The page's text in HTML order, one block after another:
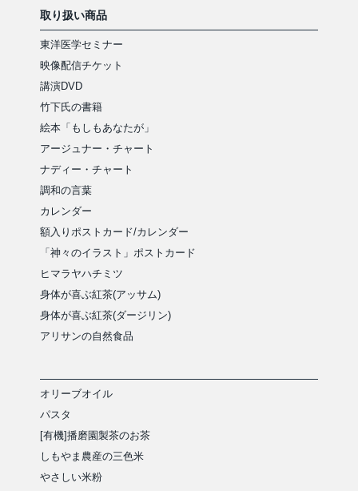
取り扱い商品
東洋医学セミナー
映像配信チケット
講演DVD
竹下氏の書籍
絵本「もしもあなたが」
アージュナー・チャート
ナディー・チャート
調和の言葉
カレンダー
額入りポストカード/カレンダー
「神々のイラスト」ポストカード
ヒマラヤハチミツ
身体が喜ぶ紅茶(アッサム)
身体が喜ぶ紅茶(ダージリン)
アリサンの自然食品
オリーブオイル
パスタ
[有機]播磨園製茶のお茶
しもやま農産の三色米
やさしい米粉